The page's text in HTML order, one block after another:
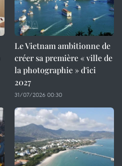
Le Vietnam ambitionne de
créer sa première « ville de
la photographie » d'ici
2027
31/07/2026 00:30